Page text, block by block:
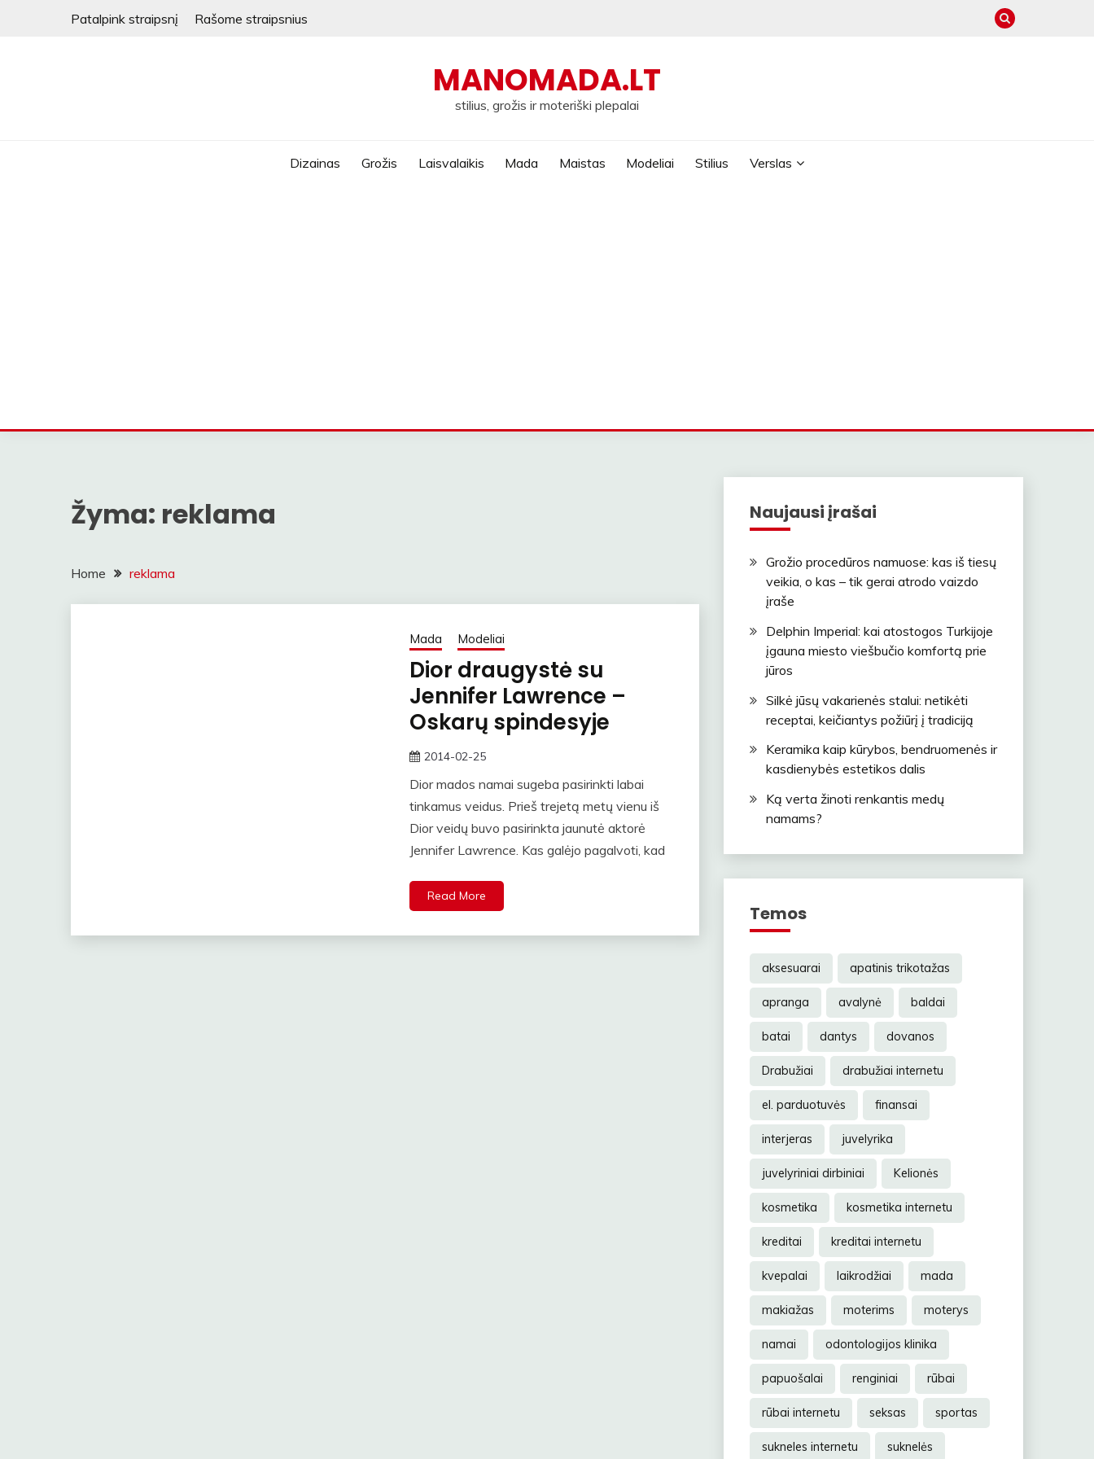
Patalpink straipsnį Rašome straipsnius
MANOMADA.LT
stilius, grožis ir moteriški plepalai
Dizainas Grožis Laisvalaikis Mada Maistas Modeliai Stilius Verslas
Žyma: reklama
Home reklama
Mada Modeliai
Dior draugystė su
Jennifer Lawrence –
Oskarų spindesyje
2014-02-25
Dior mados namai sugeba pasirinkti labai
tinkamus veidus. Prieš trejetą metų vienu iš
Dior veidų buvo pasirinkta jaunutė aktorė
Jennifer Lawrence. Kas galėjo pagalvoti, kad
Read More
Naujausi įrašai
Grožio procedūros namuose: kas iš tiesų
veikia, o kas – tik gerai atrodo vaizdo
įraše
Delphin Imperial: kai atostogos Turkijoje
įgauna miesto viešbučio komfortą prie
jūros
Silkė jūsų vakarienės stalui: netikėti
receptai, keičiantys požiūrį į tradiciją
Keramika kaip kūrybos, bendruomenės ir
kasdienybės estetikos dalis
Ką verta žinoti renkantis medų
namams?
Temos
aksesuarai apatinis trikotažas
apranga avalynė baldai
batai dantys dovanos
Drabužiai drabužiai internetu
el. parduotuvės finansai
interjeras juvelyrika
juvelyriniai dirbiniai Kelionės
kosmetika kosmetika internetu
kreditai kreditai internetu
kvepalai laikrodžiai mada
makiažas moterims moterys
namai odontologijos klinika
papuošalai renginiai rūbai
rūbai internetu seksas sportas
sukneles internetu suknelės